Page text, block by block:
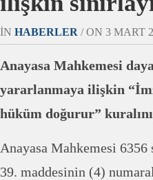
IN HABERLER / ON 3 MART
Anayasa Mahkemesi
yararlanmaya ilişkin
hüküm doğurur”
Anayasa Mahkemesi 6356
39. maddesinin (4)